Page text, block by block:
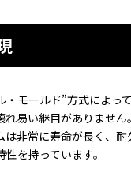
モールド”方式によっ
易い継目がありません。
非常に寿命が長く、
を持っています。